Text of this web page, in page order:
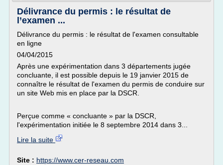
Délivrance du permis : le résultat de
l’examen ...
Délivrance du permis : le résultat de l'examen consultable
en ligne
04/04/2015
Après une expérimentation dans 3 départements jugée
concluante, il est possible depuis le 19 janvier 2015 de
connaître le résultat de l'examen du permis de conduire sur
un site Web mis en place par la DSCR.
Perçue comme « concluante » par la DSCR,
l'expérimentation initiée le 8 septembre 2014 dans 3...
Lire la suite
Site : https://www.cer-reseau.com